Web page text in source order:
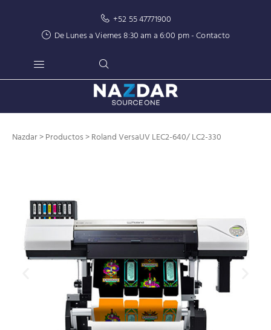
+52 55 47771900
De Lunes a Viernes 8:30 am a 6:00 pm -Contacto
Nazdar>Productos>RolandVersaUV LEC2-640/ LC2-330